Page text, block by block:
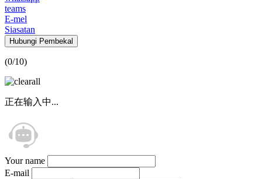
teams
E-mel
Siasatan
Hubungi Pembekal
(0/10)
正在输入中...
Your name
E-mail